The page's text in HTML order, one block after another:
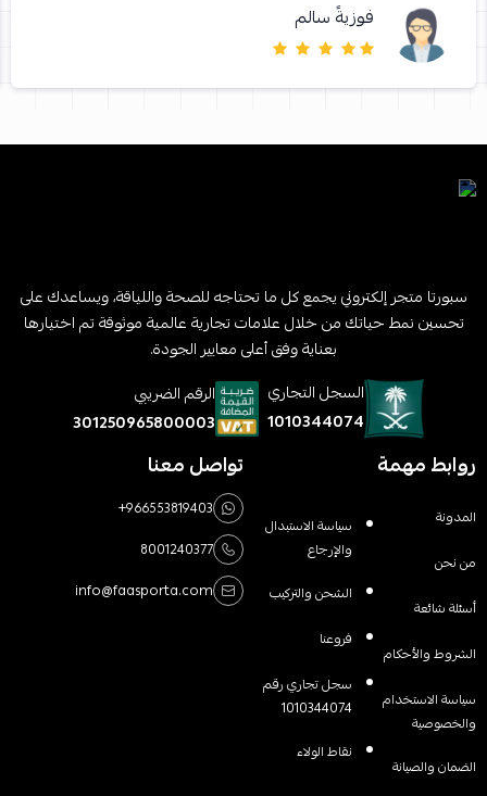
فوزيةً سالم
سبورتا متجر إلكتروني يجمع كل ما تحتاجه للصحة واللياقة، ويساعدك على
تحسين نمط حياتك من خلال علامات تجارية عالمية موثوقة تم اختيارها
بعناية وفق أعلى معايير الجودة.
السجل التجاري
1010344074
الرقم الضريبي
301250965800003
روابط مهمة
المدونة
من نحن
أسئلة شائعة
الشروط والأحكام
سياسة الاستخدام
والخصوصية
الضمان والصيانة
سياسة الاستبدال
والإرجاع
الشحن والتركيب
فروعنا
سجل تجاري رقم
1010344074
نقاط الولاء
تواصل معنا
+966553819403
8001240377
info@faasporta.com